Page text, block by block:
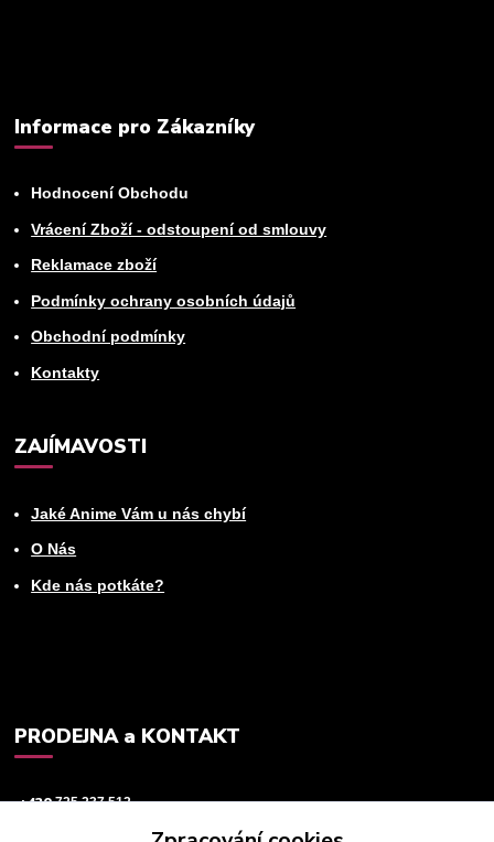
Informace pro Zákazníky
Hodnocení Obchodu
Vrácení Zboží - odstoupení od smlouvy
Reklamace zboží
Podmínky ochrany osobních údajů
Obchodní podmínky
Kontakty
ZAJÍMAVOSTI
Jaké Anime Vám u nás chybí
O Nás
Kde nás potkáte?
PRODEJNA a KONTAKT
+420725 237 512